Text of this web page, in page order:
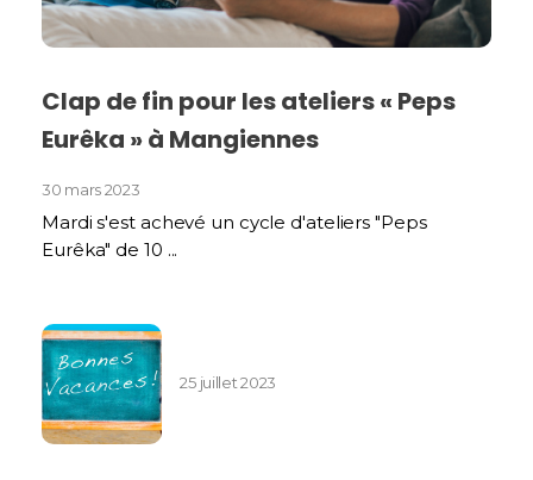
Clap de fin pour les ateliers « Peps
Eurêka » à Mangiennes
30 mars 2023
Mardi s'est achevé un cycle d'ateliers "Peps
Eurêka" de 10 ...
25 juillet 2023